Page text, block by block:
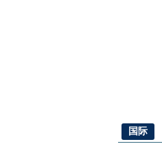
国际